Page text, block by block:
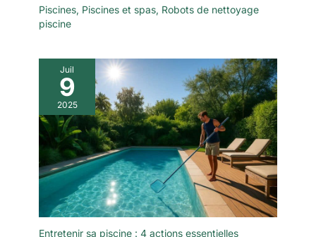
Piscines, Piscines et spas, Robots de nettoyage
piscine
Juil
9
2025
Entretenir sa piscine : 4 actions essentielles